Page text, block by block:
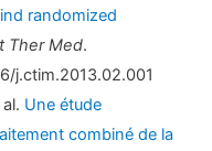
randomized
Ther Med.
j.ctim.2013.02.001
Une étude
combiné de la